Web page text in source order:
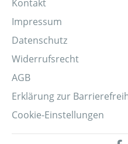
Kontakt
Impressum
Datenschutz
Widerrufsrecht
AGB
Erklärung zur
Cookie-Einstellungen